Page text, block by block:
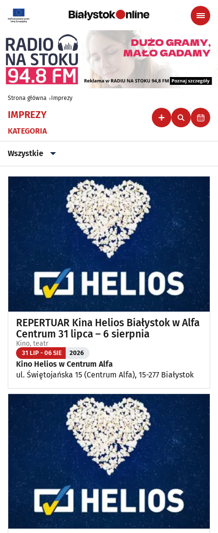
Strona główna Imprezy
IMPREZY
KATEGORIA
Wszystkie
Wszystkie
Klubowe, taneczne, granie do piwa(46)
Koncerty (89)
Koncerty muzyki poważnej(1)
Kino, teatr(107)
Wernisaże, wydarzenia artystyczne (4)
Wystawy(25)
Wydarzenia sportowe i rekreacyjne
Plenerowe, festyny (13)
Dla dzieci (3)
Targi, konferencje(8)
Wykłady, pokazy, imprezy okolicznościowe (14)
Poza Białymstokiem (1)
REPERTUAR Kina Helios Białystok w Alfa
Centrum 31 lipca – 6 sierpnia
Kino, teatr
31 LIP - 06 SIE 2026
Kino Helios w Centrum Alfa
ul. Świętojańska 15 (Centrum Alfa), 15-277 Białystok